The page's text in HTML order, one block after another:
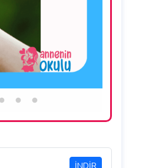
İNDİR